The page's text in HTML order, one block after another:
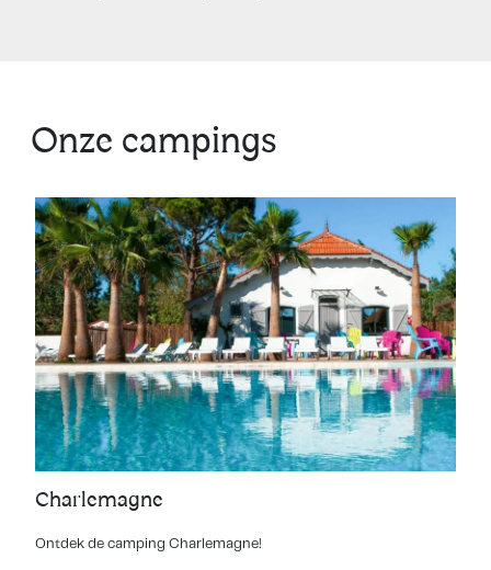
Onze campings
Charlemagne
Ontdek de camping Charlemagne!